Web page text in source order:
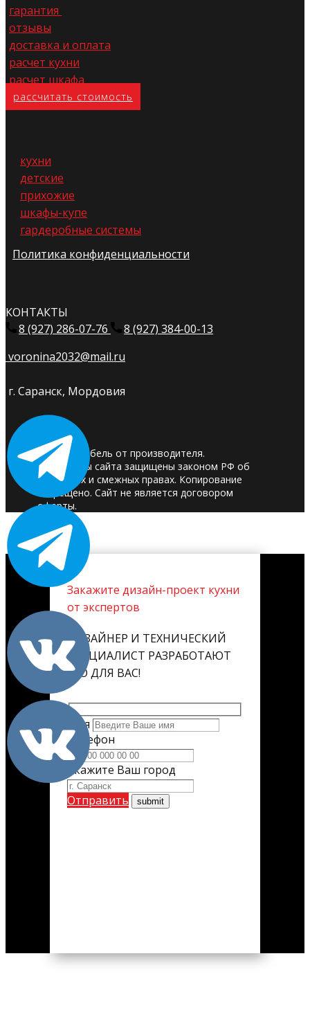
гарантия
отзывы
доставка и оплата
расчет кухни
расчет шкафа
расс​читать стоимость
кухни
детские
прихожие
шкафы-купе
гардеробные системы
Политика конфиденциальности
КОНТАКТЫ
8 (927) 286-07-76
8 (927) 384-00-13
voronina2032@mail.ru
г. Саранск, Мордовия
© 2025. Мебель от производителя.
Материалы сайта защищены законом РФ об
авторских и смежных правах. Копирование
запрещено. Сайт не является договором
оферты.
Закажите дизайн-проект кухни
от экспертов
ДИЗАЙНЕР И ТЕХНИЧЕСКИЙ
СПЕЦИАЛИСТ РАЗРАБОТАЮТ
ЕГО ДЛЯ ВАС!
Имя
Телефон
Укажите Ваш город
Отправить